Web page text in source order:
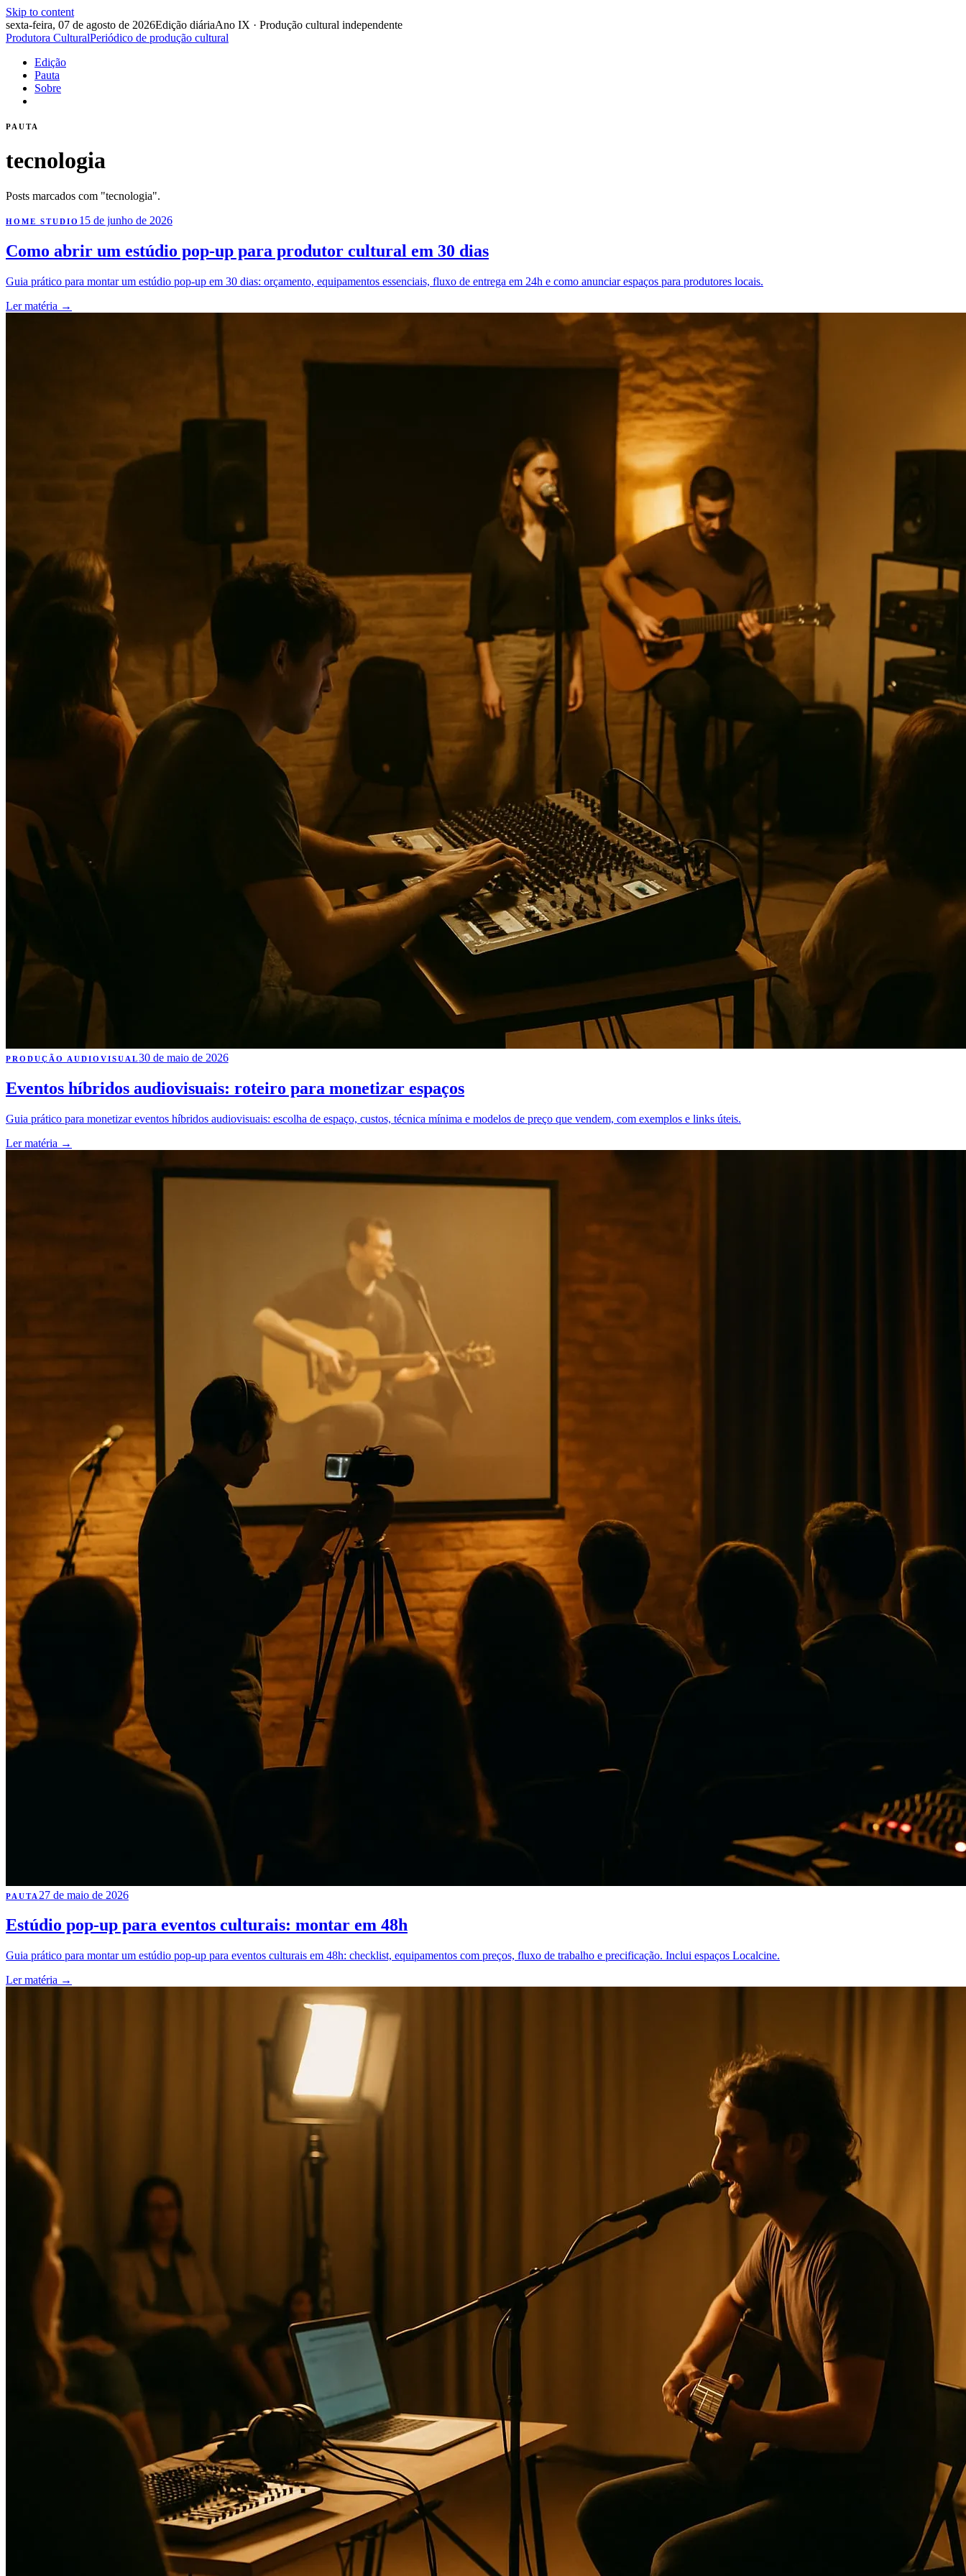
Skip to content
sexta-feira, 07 de agosto de 2026Edição diáriaAno IX · Produção cultural independente
Produtora CulturalPeriódico de produção cultural
Edição
Pauta
Sobre
PAUTA
tecnologia
Posts marcados com "tecnologia".
HOME STUDIO 15 de junho de 2026
Como abrir um estúdio pop-up para produtor cultural em 30 dias
Guia prático para montar um estúdio pop-up em 30 dias: orçamento, equipamentos essenciais, fluxo de entrega em 24h e como anunciar espaços para produtores locais.
Ler matéria →
PRODUÇÃO AUDIOVISUAL30 de maio de 2026
Eventos híbridos audiovisuais: roteiro para monetizar espaços
Guia prático para monetizar eventos híbridos audiovisuais: escolha de espaço, custos, técnica mínima e modelos de preço que vendem, com exemplos e links úteis.
Ler matéria →
PAUTA 27 de maio de 2026
Estúdio pop-up para eventos culturais: montar em 48h
Guia prático para montar um estúdio pop-up para eventos culturais em 48h: checklist, equipamentos com preços, fluxo de trabalho e precificação. Inclui espaços Localcine.
Ler matéria →